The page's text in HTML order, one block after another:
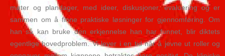
møter og plandager, med ideer, diskusjoner, evaluering og er
sammen om å finne praktiske løsninger for gjennomføring. Om
han så kan bruke den erkjennelse han har funnet, blir diktets
egentlige hovedproblem. Vi lever i en tid når å jevne ut roller og